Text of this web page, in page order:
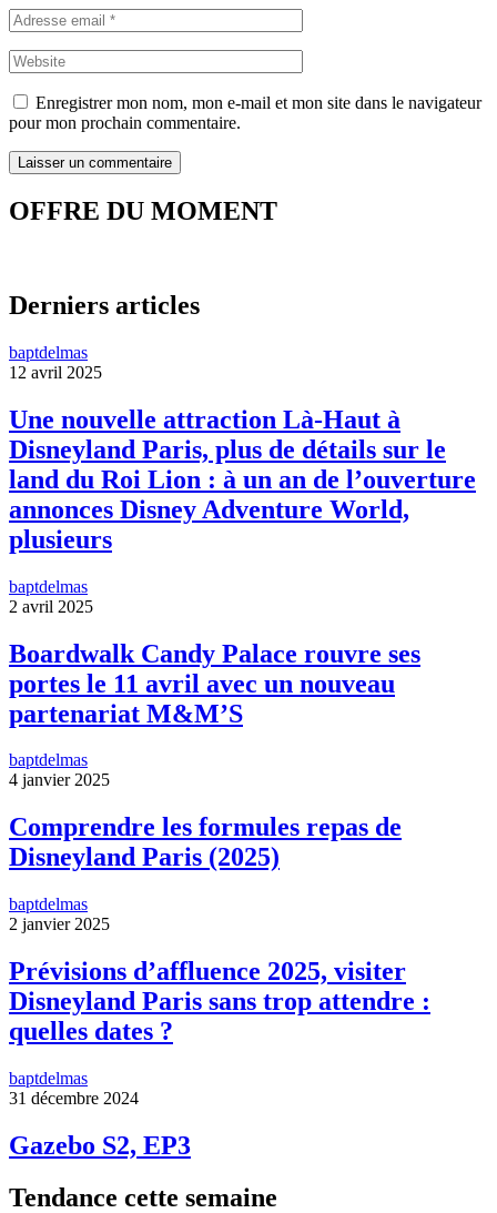
Enregistrer mon nom, mon e-mail et mon site dans le navigateur
pour mon prochain commentaire.
OFFRE DU MOMENT
Derniers articles
baptdelmas
12 avril 2025
Une nouvelle attraction Là-Haut à
Disneyland Paris, plus de détails sur le
land du Roi Lion : à un an de l’ouverture
annonces Disney Adventure World,
plusieurs
baptdelmas
2 avril 2025
Boardwalk Candy Palace rouvre ses
portes le 11 avril avec un nouveau
partenariat M&M’S
baptdelmas
4 janvier 2025
Comprendre les formules repas de
Disneyland Paris (2025)
baptdelmas
2 janvier 2025
Prévisions d’affluence 2025, visiter
Disneyland Paris sans trop attendre :
quelles dates ?
baptdelmas
31 décembre 2024
Gazebo S2, EP3
Tendance cette semaine